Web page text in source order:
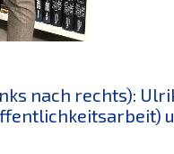
nach rechts):